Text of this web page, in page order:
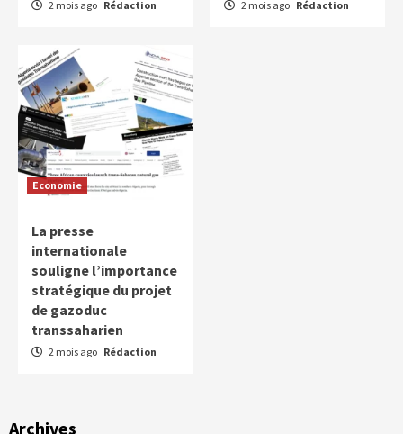
2 mois ago Rédaction 2 mois ago Rédaction
Economie
La presse
internationale
souligne l’importance
stratégique du projet
de gazoduc
transsaharien
2 mois ago Rédaction
Archives